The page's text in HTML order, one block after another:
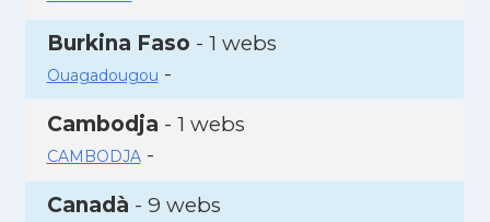
Burkina Faso - 1 webs
Ouagadougou -
Cambodja - 1 webs
CAMBODJA-
Canadà - 9 webs